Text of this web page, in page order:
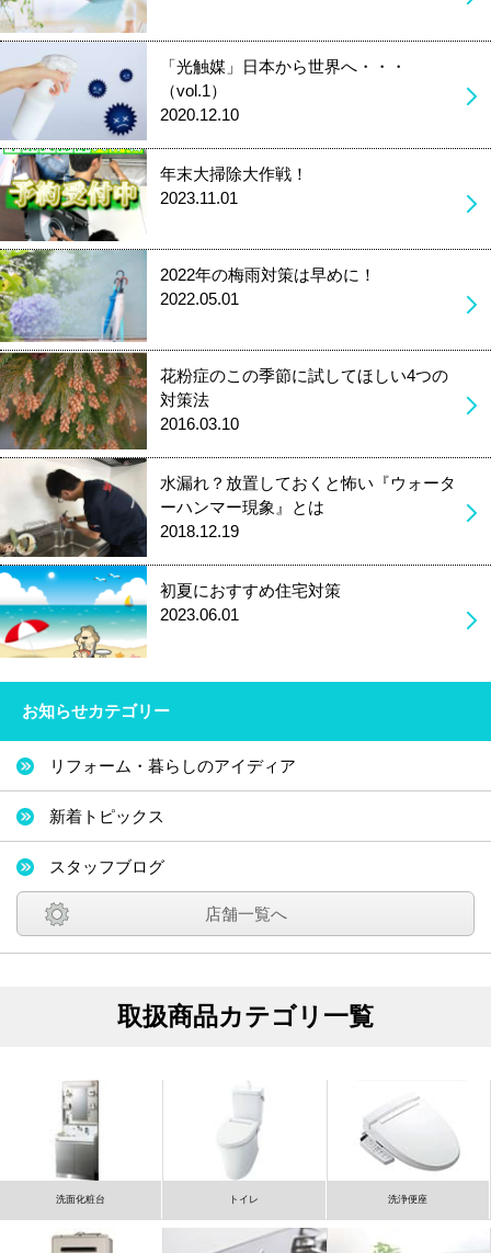
「光触媒」日本から世界へ・・・
（vol.1）
2020.12.10
年末大掃除大作戦！
2023.11.01
2022年の梅雨対策は早めに！
2022.05.01
花粉症のこの季節に試してほしい4つの
対策法
2016.03.10
水漏れ？放置しておくと怖い『ウォータ
ーハンマー現象』とは
2018.12.19
初夏におすすめ住宅対策
2023.06.01
お知らせカテゴリー
リフォーム・暮らしのアイディア
新着トピックス
スタッフブログ
店舗一覧へ
取扱商品カテゴリ一覧
洗面化粧台 トイレ 洗浄便座